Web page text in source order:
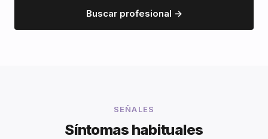
Buscar profesional →
SEÑALES
Síntomas habituales